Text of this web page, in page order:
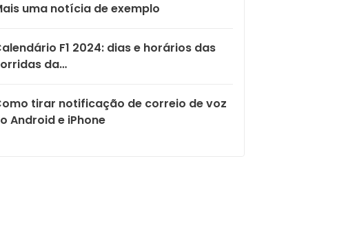
uma notícia de exemplo
F1 2024: dias e horários das
da…
tirar notificação de correio de voz
Android e iPhone